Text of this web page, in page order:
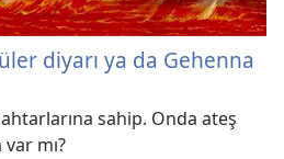
diyarı ya da Gehenna
sahip. Onda ateş
mı?